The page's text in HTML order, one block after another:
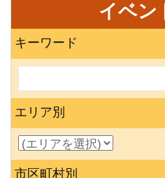
イベン
キーワード
エリア別
市区町村別